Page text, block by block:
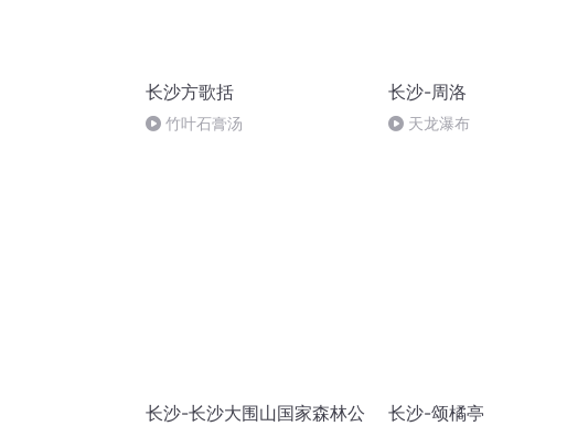
长沙方歌括
竹叶石膏汤
长沙-周洛
天龙瀑布
长沙-长沙大围山国家森林公
长沙-颂橘亭